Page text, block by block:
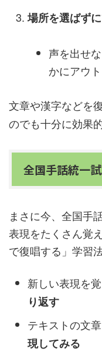
場所を選ばず
声を出せ
かにアウ
文章や漢字などを
のでも十分に効果的
全国手話統一
まさに今、全国手
表現をたくさん覚
で復唱する」学習
新しい表現を
り返す
テキストの文章
現してみる